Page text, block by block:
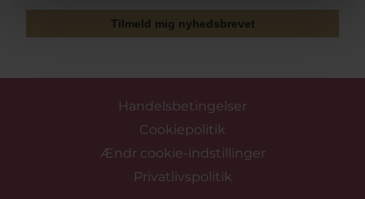
Tilmeld mig nyhedsbrevet
Handelsbetingelser
Cookiepolitik
Ændr cookie-indstillinger
Privatlivspolitik